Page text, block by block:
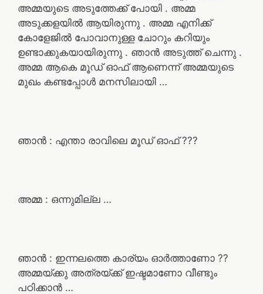
അമ്മയുടെ അടുത്തേക്ക് പോയി . അമ്മ
അടുക്കളയിൽ ആയിരുന്നു . അമ്മ എനിക്ക്
കോളേജിൽ പോവാനുള്ള ചോറും കറിയും
ഉണ്ടാക്കുകയായിരുന്നു . ഞാൻ അടുത്ത് ചെന്നു .
അമ്മ ആകെ മൂഡ് ഓഫ് ആണെന്ന് അമ്മയുടെ
മുഖം കണ്ടപ്പോൾ മനസിലായി …
ഞാൻ : എന്താ രാവിലെ മൂഡ് ഓഫ് ???
അമ്മ : ഒന്നുമില്ല …
ഞാൻ : ഇന്നലത്തെ കാര്യം ഓർത്താണോ ??
അമ്മയ്ക്കു അത്രയ്ക്ക് ഇഷ്ടമാണോ വീണ്ടും
പഠിക്കാൻ …